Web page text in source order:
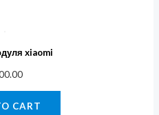
xiaomi
CART